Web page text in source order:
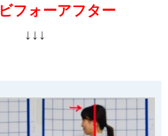
ビフォーアフター
↓↓↓